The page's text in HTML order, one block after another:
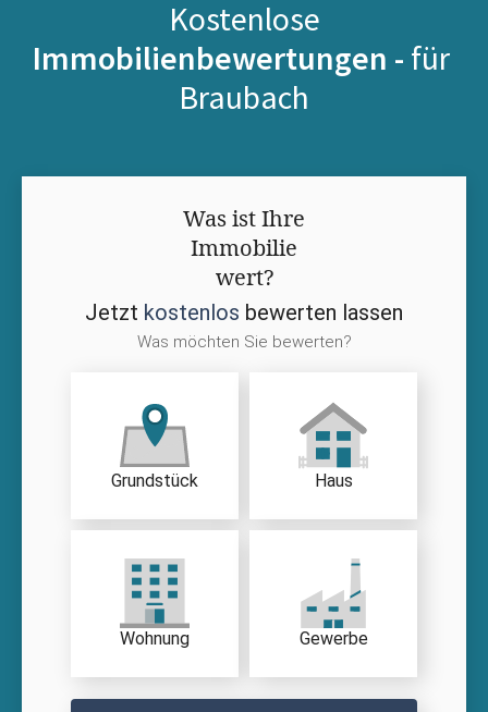
Kostenlose
Immobilienbewertungen - für
Braubach
Was ist Ihre
Immobilie
wert?
Jetzt kostenlos bewerten lassen
Was möchten Sie bewerten?
Grundstück Haus
Wohnung Gewerbe